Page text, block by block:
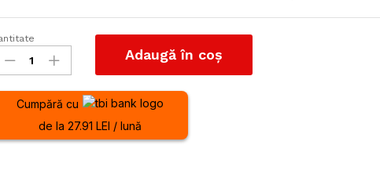
Adaugă în coș
Cumpără cu
de la 27.91 LEI / lună